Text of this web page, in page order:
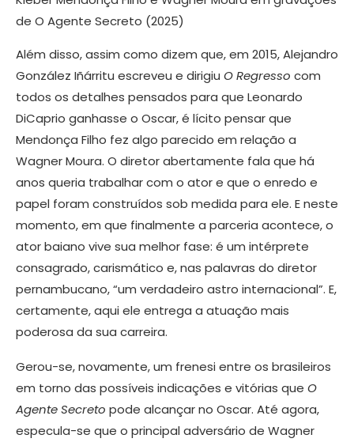
de O Agente Secreto (2025)
Além disso, assim como dizem que, em 2015, Alejandro
González Iñárritu escreveu e dirigiu O Regresso com
todos os detalhes pensados para que Leonardo
DiCaprio ganhasse o Oscar, é lícito pensar que
Mendonça Filho fez algo parecido em relação a
Wagner Moura. O diretor abertamente fala que há
anos queria trabalhar com o ator e que o enredo e
papel foram construídos sob medida para ele. E neste
momento, em que finalmente a parceria acontece, o
ator baiano vive sua melhor fase: é um intérprete
consagrado, carismático e, nas palavras do diretor
pernambucano, “um verdadeiro astro internacional”. E,
certamente, aqui ele entrega a atuação mais
poderosa da sua carreira.
Gerou-se, novamente, um frenesi entre os brasileiros
em torno das possíveis indicações e vitórias que O
Agente Secreto pode alcançar no Oscar. Até agora,
especula-se que o principal adversário de Wagner